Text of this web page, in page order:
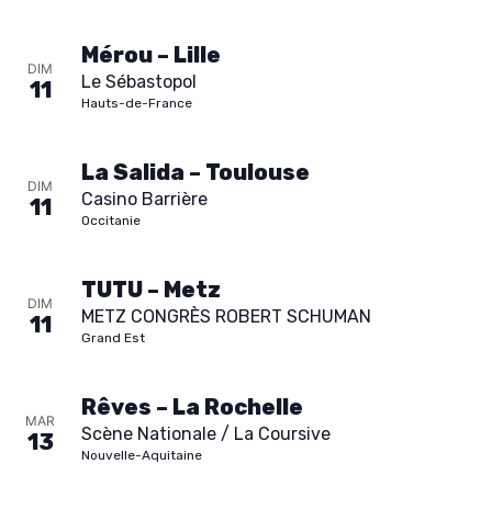
DIM
11
Mérou – Lille
Le Sébastopol
Hauts-de-France
DIM
11
La Salida – Toulouse
Casino Barrière
Occitanie
DIM
11
TUTU – Metz
METZ CONGRÈS ROBERT SCHUMAN
Grand Est
MAR
13
Rêves – La Rochelle
Scène Nationale / La Coursive
Nouvelle-Aquitaine